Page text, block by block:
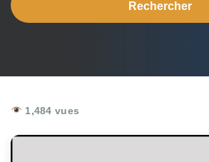
1,484 vues